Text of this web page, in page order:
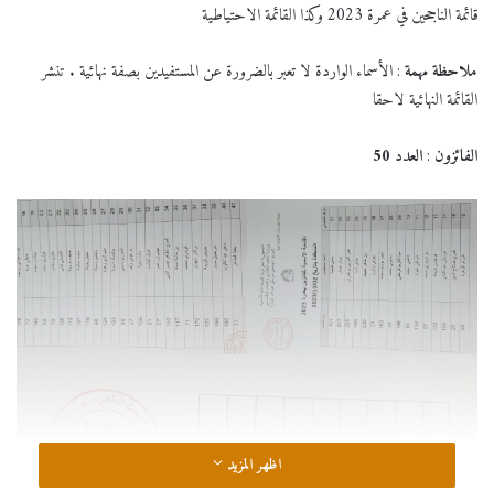
قائمة الناجحين في عمرة 2023 وكذا القائمة الاحتياطية
ملاحظة مهمة: الأسماء الواردة لا تعبر بالضرورة عن المستفيدين بصفة نهائية . تنشر
القائمة النهائية لاحقا
الفائزون :العدد 50
اظهر المزيد